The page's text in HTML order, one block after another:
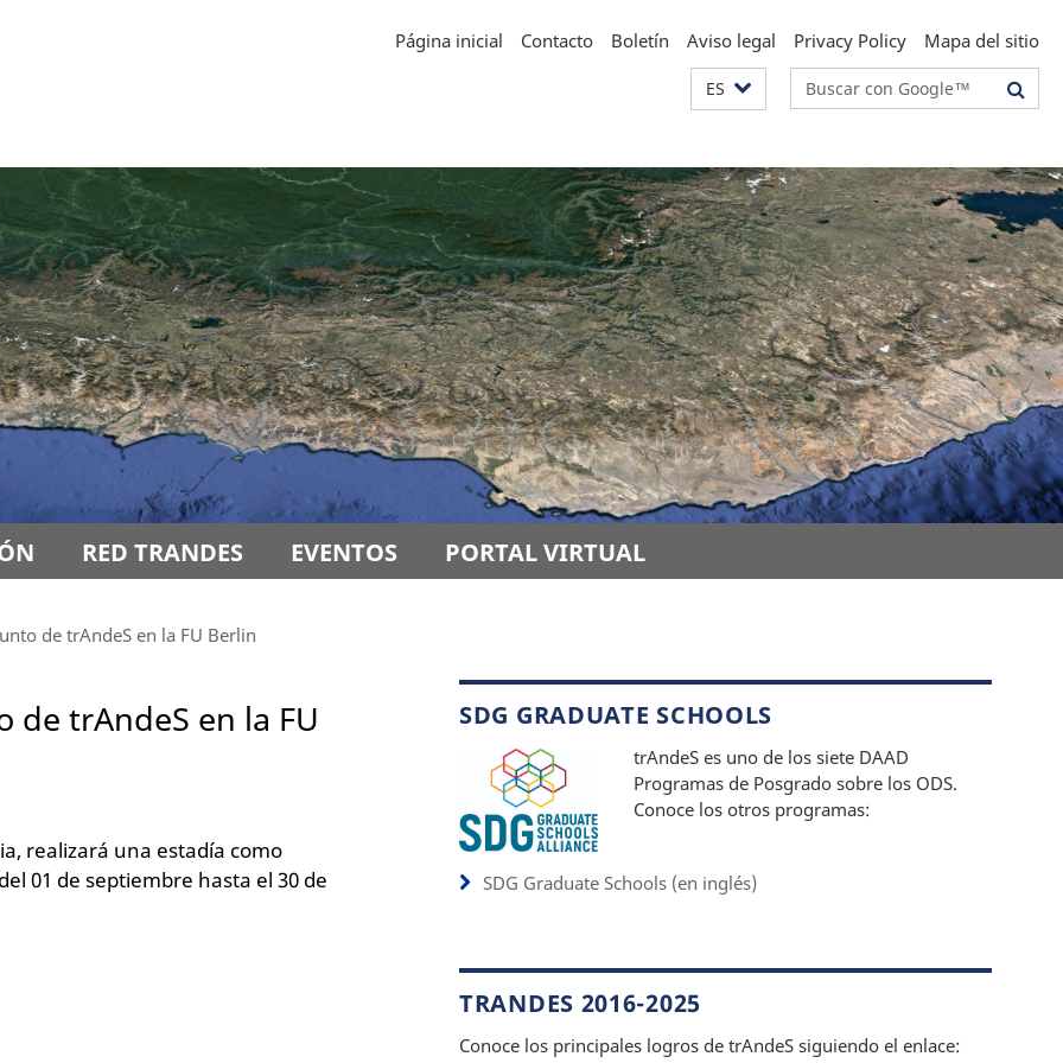
Página inicial Contacto Boletín Aviso legal Privacy Policy Mapa del sitio
ES Suchbegriffe
RED TRANDES EVENTOS PORTAL VIRTUAL
de trAndeS en la FU Berlin
trAndeS en la FU
realizará una estadía como
01 de septiembre hasta el 30 de
SDG GRADUATE SCHOOLS
trAndeS es uno de los siete DAAD
Programas de Posgrado sobre los ODS.
Conoce los otros programas:
SDG Graduate Schools (en inglés)
TRANDES 2016-2025
Conoce los principales logros de trAndeS siguiendo el enlace: